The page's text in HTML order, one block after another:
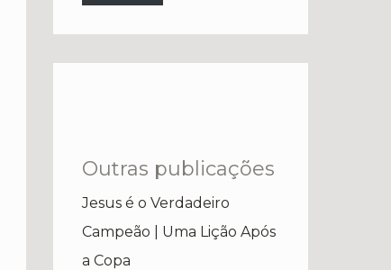
Outras publicações
Jesus é o Verdadeiro
Campeão | Uma Lição Após
a Copa